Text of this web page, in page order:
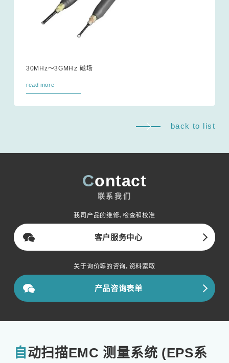
30MHz～3GMHｚ 磁场
read more
back to list
Contact
联系我们
我司产品的维修、检查和校准
客户服务中心
关于询价等的咨询，资料索取
产品咨询表单
自动扫描EMC 测量系统 (EPS系